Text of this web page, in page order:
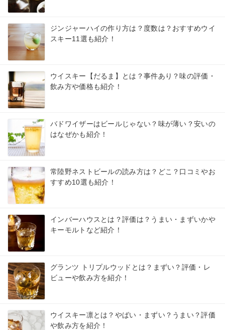
ジンジャーハイの作り方は？度数は？おすすめウイ
スキー11選も紹介！
ウイスキー【だるま】とは？事件あり？味の評価・
飲み方や価格も紹介！
バドワイザーはビールじゃない？味が薄い？安いの
はなぜかも紹介！
常陸野ネストビールの読み方は？どこ？口コミやお
すすめ10選も紹介！
インバーハウスとは？評価は？うまい・まずいかや
キーモルトなど紹介！
グランツ トリプルウッドとは？まずい？評価・レ
ビューや飲み方を紹介！
ウイスキー凛とは？やばい・まずい？うまい？評価
や飲み方を紹介！